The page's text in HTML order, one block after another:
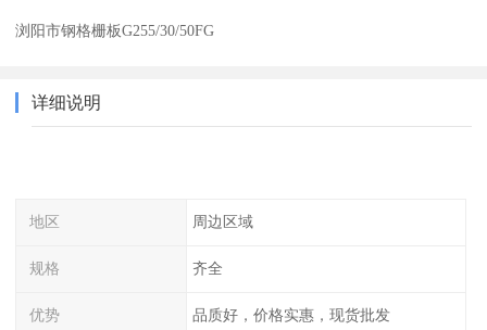
浏阳市钢格栅板G255/30/50FG
详细说明
地区 周边区域
规格 齐全
优势 品质好，价格实惠，现货批发